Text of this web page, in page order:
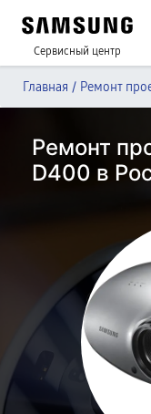
Сервисный центр
Главная / Ремонт
Ремонт
D400 в